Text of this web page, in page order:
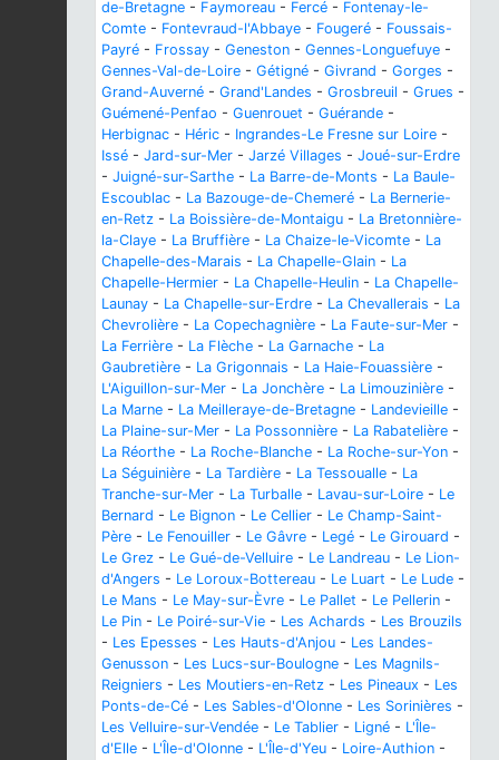
de-Bretagne - Faymoreau - Fercé - Fontenay-le-
Comte - Fontevraud-l'Abbaye - Fougeré - Foussais-
Payré - Frossay - Geneston - Gennes-Longuefuye -
Gennes-Val-de-Loire - Gétigné - Givrand - Gorges -
Grand-Auverné - Grand'Landes - Grosbreuil - Grues -
Guémené-Penfao - Guenrouet - Guérande -
Herbignac - Héric - Ingrandes-Le Fresne sur Loire -
Issé - Jard-sur-Mer - Jarzé Villages - Joué-sur-Erdre
- Juigné-sur-Sarthe - La Barre-de-Monts - La Baule-
Escoublac - La Bazouge-de-Chemeré - La Bernerie-
en-Retz - La Boissière-de-Montaigu - La Bretonnière-
la-Claye - La Bruffière - La Chaize-le-Vicomte - La
Chapelle-des-Marais - La Chapelle-Glain - La
Chapelle-Hermier - La Chapelle-Heulin - La Chapelle-
Launay - La Chapelle-sur-Erdre - La Chevallerais - La
Chevrolière - La Copechagnière - La Faute-sur-Mer -
La Ferrière - La Flèche - La Garnache - La
Gaubretière - La Grigonnais - La Haie-Fouassière -
L'Aiguillon-sur-Mer - La Jonchère - La Limouzinière -
La Marne - La Meilleraye-de-Bretagne - Landevieille -
La Plaine-sur-Mer - La Possonnière - La Rabatelière -
La Réorthe - La Roche-Blanche - La Roche-sur-Yon -
La Séguinière - La Tardière - La Tessoualle - La
Tranche-sur-Mer - La Turballe - Lavau-sur-Loire - Le
Bernard - Le Bignon - Le Cellier - Le Champ-Saint-
Père - Le Fenouiller - Le Gâvre - Legé - Le Girouard -
Le Grez - Le Gué-de-Velluire - Le Landreau - Le Lion-
d'Angers - Le Loroux-Bottereau - Le Luart - Le Lude -
Le Mans - Le May-sur-Èvre - Le Pallet - Le Pellerin -
Le Pin - Le Poiré-sur-Vie - Les Achards - Les Brouzils
- Les Epesses - Les Hauts-d'Anjou - Les Landes-
Genusson - Les Lucs-sur-Boulogne - Les Magnils-
Reigniers - Les Moutiers-en-Retz - Les Pineaux - Les
Ponts-de-Cé - Les Sables-d'Olonne - Les Sorinières -
Les Velluire-sur-Vendée - Le Tablier - Ligné - L'Île-
d'Elle - L'Île-d'Olonne - L'Île-d'Yeu - Loire-Authion -